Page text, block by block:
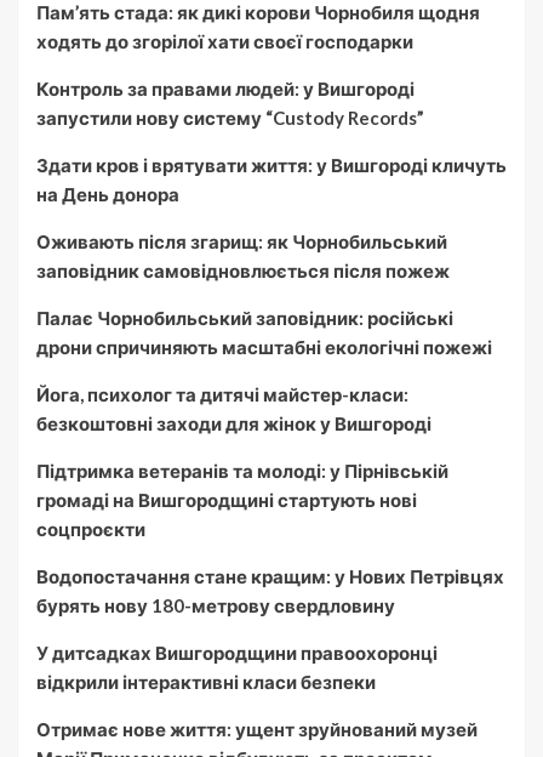
Пам’ять стада: як дикі корови Чорнобиля щодня
ходять до згорілої хати своєї господарки
Контроль за правами людей: у Вишгороді
запустили нову систему “Custody Records”
Здати кров і врятувати життя: у Вишгороді кличуть
на День донора
Оживають після згарищ: як Чорнобильський
заповідник самовідновлюється після пожеж
Палає Чорнобильський заповідник: російські
дрони спричиняють масштабні екологічні пожежі
Йога, психолог та дитячі майстер-класи:
безкоштовні заходи для жінок у Вишгороді
Підтримка ветеранів та молоді: у Пірнівській
громаді на Вишгородщині стартують нові
соцпроєкти
Водопостачання стане кращим: у Нових Петрівцях
бурять нову 180-метрову свердловину
У дитсадках Вишгородщини правоохоронці
відкрили інтерактивні класи безпеки
Отримає нове життя: ущент зруйнований музей